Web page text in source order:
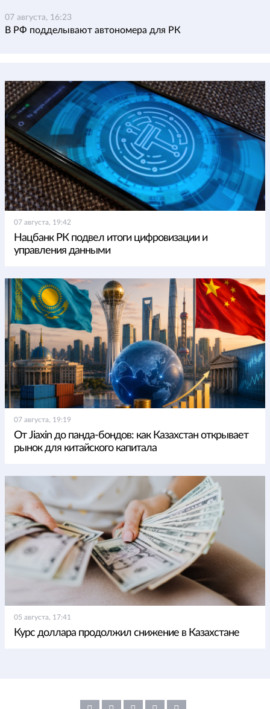
07 августа, 16:23
В РФ подделывают автономера для РК
07 августа, 19:42
Нацбанк РК подвел итоги цифровизации и
управления данными
07 августа, 19:19
От Jiaxin до панда-бондов: как Казахстан открывает
рынок для китайского капитала
05 августа, 17:41
Курс доллара продолжил снижение в Казахстане